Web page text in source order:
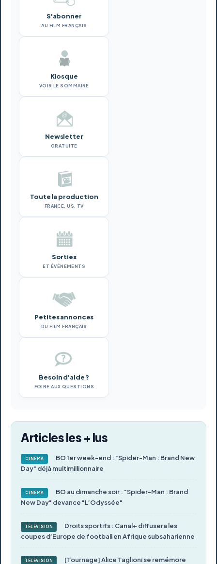
S'abonner
AU FILM FRANÇAIS
Kiosque
VOIR LE SOMMAIRE
Newsletter
GRATUITE
Toute la production
FRANCE, US, TV
Sorties
ET ÉVÉNEMENTS
Petites annonces
DU FILM FRANÇAIS
Besoin d'aide ?
FOIRE AUX QUESTIONS
Articles les + lus
CINÉMA
BO 1er week-end : "Spider-Man : Brand New
Day" déjà multimillionnaire
CINÉMA
BO au dimanche soir : "Spider-Man : Brand
New Day" devance "L’Odyssée"
TÉLÉVISION
Droits sportifs : Canal+ diffusera les
coupes d’Europe de football en Afrique subsaharienne
TÉLÉVISION
[Tournage] Alice Taglioni se remémore